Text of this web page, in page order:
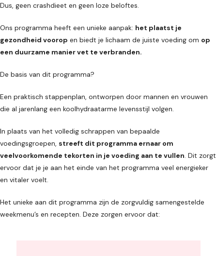
Dus, geen crashdieet en geen loze beloftes.
Ons programma heeft een unieke aanpak: het plaatst je
gezondheid voorop en biedt je lichaam de juiste voeding om op
een duurzame manier vet te verbranden.
De basis van dit programma?
Een praktisch stappenplan, ontworpen door mannen en vrouwen
die al jarenlang een koolhydraatarme levensstijl volgen.
In plaats van het volledig schrappen van bepaalde
voedingsgroepen, streeft dit programma ernaar om
veelvoorkomende tekorten in je voeding aan te vullen. Dit zorgt
ervoor dat je je aan het einde van het programma veel energieker
en vitaler voelt.
Het unieke aan dit programma zijn de zorgvuldig samengestelde
weekmenu’s en recepten. Deze zorgen ervoor dat: